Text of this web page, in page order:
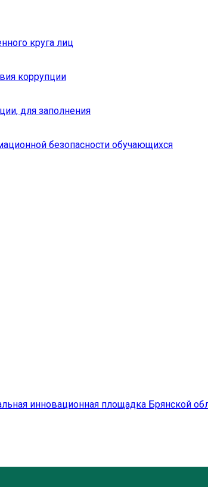
круга лиц
коррупции
для заполнения
безопасности обучающихся
инновационная площадка Брянской